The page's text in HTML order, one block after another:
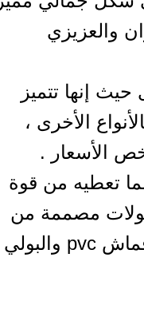
والعزيزي
إنها تتميز
الأخرى ،
الأسعار .
تعطيه من قوة
مصممة من
الحديد ومغطاة بقماش عالي المستوى ومميز وهو قماش pvc والبولي